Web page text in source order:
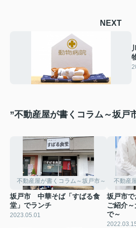
NEXT
”不動産屋が書くコラム～坂戸
不動産屋が書くコラム～坂戸市～
坂戸市 中華そば「すばる食
堂」でランチ
2023.05.01
不動産
坂戸市
ご紹介
で～